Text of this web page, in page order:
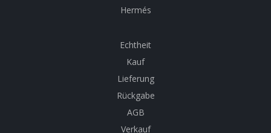
Hermés
Echtheit
Kauf
Lieferung
Rückgabe
AGB
Verkauf